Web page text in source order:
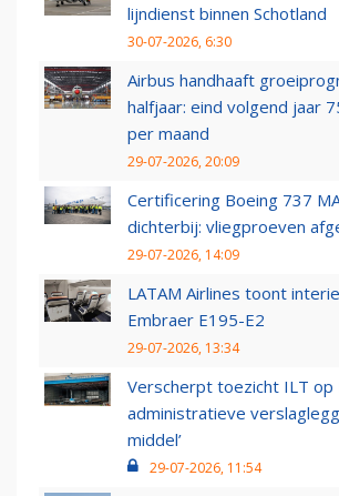
lijndienst binnen Schotland
30-07-2026, 6:30
Airbus handhaaft
halfjaar: eind volgend jaar
per maand
29-07-2026, 20:09
Certificering Boeing 737
dichterbij: vliegproeven
29-07-2026, 14:09
LATAM Airlines toont
Embraer E195-E2
29-07-2026, 13:34
Verscherpt toezicht ILT op
administratieve
middel’
29-07-2026, 11:54